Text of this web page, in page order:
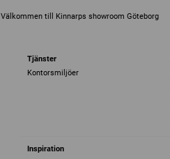
Välkommen till Kinnarps showroom Göteborg
Tjänster
Kontorsmiljöer
Inspiration